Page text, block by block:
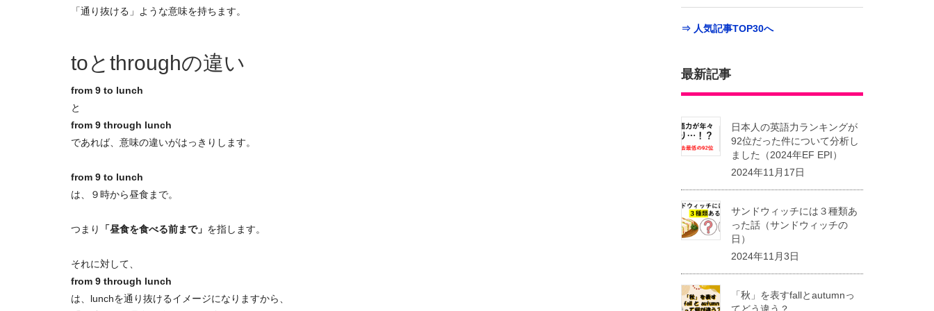
「通り抜ける」ような意味を持ちます。
toとthroughの違い
from 9 to lunch
と
from 9 through lunch
であれば、意味の違いがはっきりします。
from 9 to lunch
は、９時から昼食まで。
つまり 「昼食を食べる前まで」 を指します。
それに対して、
from 9 through lunch
は、lunchを通り抜けるイメージになりますから、
⇒ 人気記事TOP30へ
最新記事
日本人の英語力ランキングが
92位だった件について分析し
ました（2024年EF EPI）
2024年11月17日
サンドウィッチには３種類あ
った話（サンドウィッチの
日）
2024年11月3日
「秋」を表すfallとautumnっ